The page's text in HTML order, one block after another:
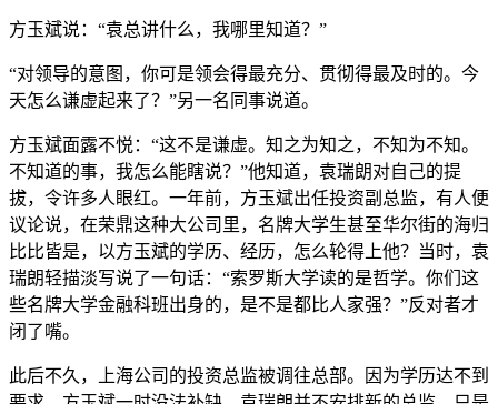
方玉斌说：“袁总讲什么，我哪里知道？”
“对领导的意图，你可是领会得最充分、贯彻得最及时的。今
天怎么谦虚起来了？”另一名同事说道。
方玉斌面露不悦：“这不是谦虚。知之为知之，不知为不知。
不知道的事，我怎么能瞎说？”他知道，袁瑞朗对自己的提
拔，令许多人眼红。一年前，方玉斌出任投资副总监，有人便
议论说，在荣鼎这种大公司里，名牌大学生甚至华尔街的海归
比比皆是，以方玉斌的学历、经历，怎么轮得上他？当时，袁
瑞朗轻描淡写说了一句话：“索罗斯大学读的是哲学。你们这
些名牌大学金融科班出身的，是不是都比人家强？”反对者才
闭了嘴。
此后不久，上海公司的投资总监被调往总部。因为学历达不到